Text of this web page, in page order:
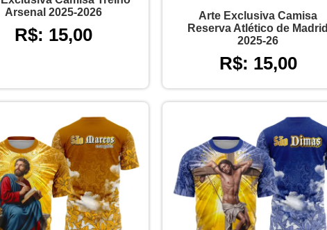
Arsenal 2025-2026
R$: 15,00
Arte Exclusiva Camisa
Reserva Atlético de Madrid
2025-26
R$: 15,00